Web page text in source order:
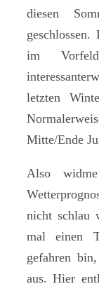
diesen
im
letzten
Mitte/Ende
Also
nicht schlau
mal einen
gefahren
aus. Hier